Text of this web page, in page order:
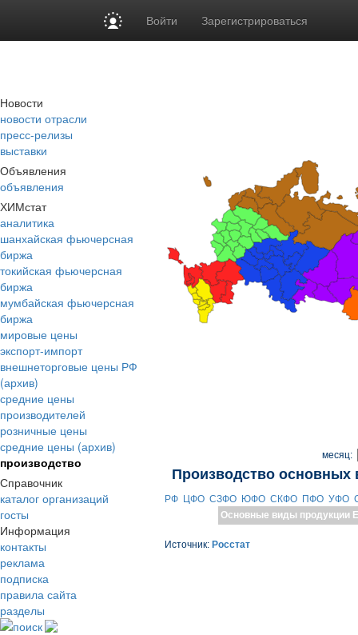
Войти Зарегистрироваться
Новости
новости отрасли
пресс-релизы
выставки
Объявления
объявления
ХИМстат
аналитика
шанхайская фьючерсная
биржа
токийская фьючерсная
биржа
мумбайская фьючерсная
биржа
мировые цены
экспорт-импорт
внешнеторговые цены РФ
(архив)
средние цены
производителей
розничные цены
средние цены (архив)
производство
Справочник
каталог организаций
госты
Информация
контакты
реклама
подписка
правила сайта
разделы
поиск
месяц:
Производство основных
РФ ЦФО СЗФО ЮФО СКФО ПФО УФО
Основные виды продукции
Источник: Росстат